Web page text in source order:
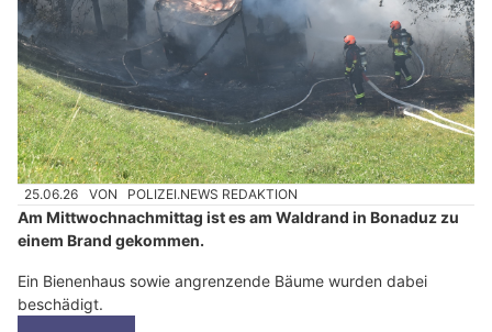
25.06.26 VON POLIZEI.NEWS REDAKTION
Am Mittwochnachmittag ist es am Waldrand in Bonaduz zu
einem Brand gekommen.
Ein Bienenhaus sowie angrenzende Bäume wurden dabei
beschädigt.